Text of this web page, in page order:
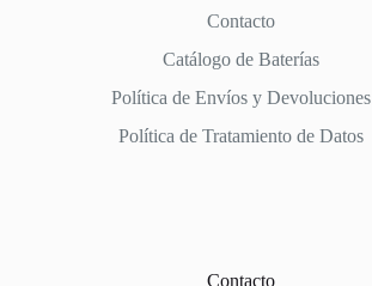
Contacto
Catálogo de Baterías
Política de Envíos y Devoluciones
Política de Tratamiento de Datos
Contacto